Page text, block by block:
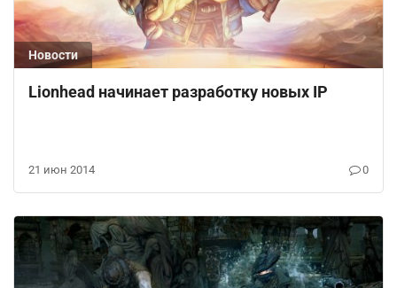
Новости
Lionhead начинает разработку новых IP
21 июн 2014 0